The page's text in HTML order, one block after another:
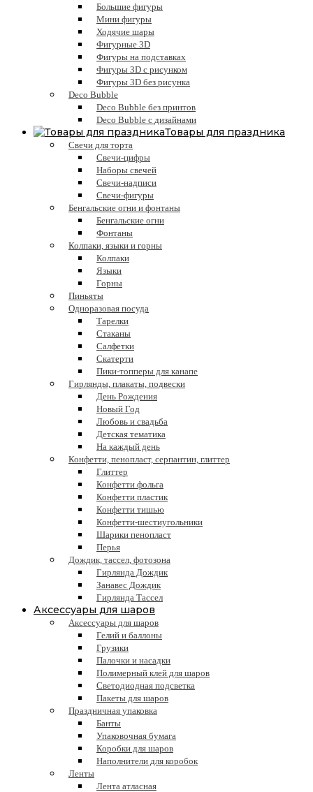
Большие фигуры
Мини фигуры
Ходячие шары
Фигурные 3D
Фигуры на подставках
Фигуры 3D с рисунком
Фигуры 3D без рисунка
Deco Bubble
Deco Bubble без принтов
Deco Bubble с дизайнами
Товары для праздника
Свечи для торта
Свечи-цифры
Наборы свечей
Свечи-надписи
Свечи-фигуры
Бенгальские огни и фонтаны
Бенгальские огни
Фонтаны
Колпаки, языки и горны
Колпаки
Языки
Горны
Пиньяты
Одноразовая посуда
Тарелки
Стаканы
Салфетки
Скатерти
Пики-топперы для канапе
Гирлянды, плакаты, подвески
День Рождения
Новый Год
Любовь и свадьба
Детская тематика
На каждый день
Конфетти, пенопласт, серпантин, глиттер
Глиттер
Конфетти фольга
Конфетти пластик
Конфетти тишью
Конфетти-шестиугольники
Шарики пенопласт
Перья
Дождик, тассел, фотозона
Гирлянда Дождик
Занавес Дождик
Гирлянда Тассел
Аксессуары для шаров
Аксессуары для шаров
Гелий и баллоны
Грузики
Палочки и насадки
Полимерный клей для шаров
Светодиодная подсветка
Пакеты для шаров
Праздничная упаковка
Банты
Упаковочная бумага
Коробки для шаров
Наполнители для коробок
Ленты
Лента атласная